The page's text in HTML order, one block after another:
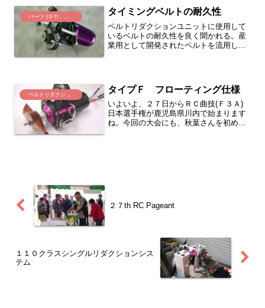
りして、なかなか仕事が進...
パーツ (ギヤ、プーリー) タイミングベルトの耐久性
ベルトリダクションユニットに使用して
いるベルトの耐久性を良く聞かれる。産
業用として開発されたベルトを流用して
ベルトに関して下記の様な...
タイプＦ フローティング仕様
いよいよ、２７日からＲＣ曲技(Ｆ３Ａ)
日本選手権が鹿児島県川内で始まります
ね。今回の大会にも、秋葉さんを初め多
２７th RC Pageant
１１０クラスシングルリダクションシス
テム